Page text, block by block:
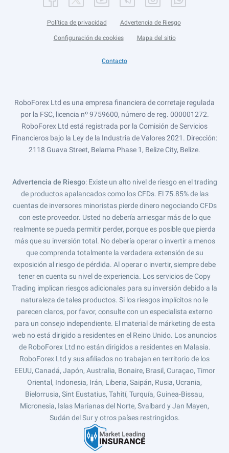
Política de privacidad Advertencia de Riesgo
Configuración de cookies Mapa del sitio
Contacto
RoboForex Ltd es una empresa financiera de corretaje regulada
por la FSC, licencia nº 9759600, número de reg. 000001272.
RoboForex Ltd está registrada por la Comisión de Servicios
Financieros bajo la Ley de la Industria de Valores 2021. Dirección:
2118 Guava Street, Belama Phase 1, Belize City, Belize.
Advertencia de Riesgo: Existe un alto nivel de riesgo en el trading
de productos apalancados como los CFDs. El 75.85% de las
cuentas de inversores minoristas pierde dinero negociando CFDs
con este proveedor. Usted no debería arriesgar más de lo que
realmente se pueda permitir perder, porque es posible que pierda
más que su inversión total. No debería operar o invertir a menos
que comprenda totalmente la verdadera extensión de su
exposición al riesgo de pérdida. Al operar o invertir, siempre debe
tener en cuenta su nivel de experiencia. Los servicios de Copy
Trading implican riesgos adicionales para su inversión debido a la
naturaleza de tales productos. Si los riesgos implícitos no le
parecen claros, por favor, consulte con un especialista externo
para un consejo independiente. El material de márketing de esta
web no está dirigido a residentes en el Reino Unido. Los anuncios
de RoboForex Ltd no están dirigidos a residentes en Malasia.
RoboForex Ltd y sus afiliados no trabajan en territorio de los
EEUU, Canadá, Japón, Australia, Bonaire, Brasil, Curaçao, Timor
Oriental, Indonesia, Irán, Liberia, Saipán, Rusia, Ucrania,
Bielorrusia, Sint Eustatius, Tahití, Turquía, Guinea-Bissau,
Micronesia, Islas Marianas del Norte, Svalbard y Jan Mayen,
Sudán del Sur y otros países restringidos.